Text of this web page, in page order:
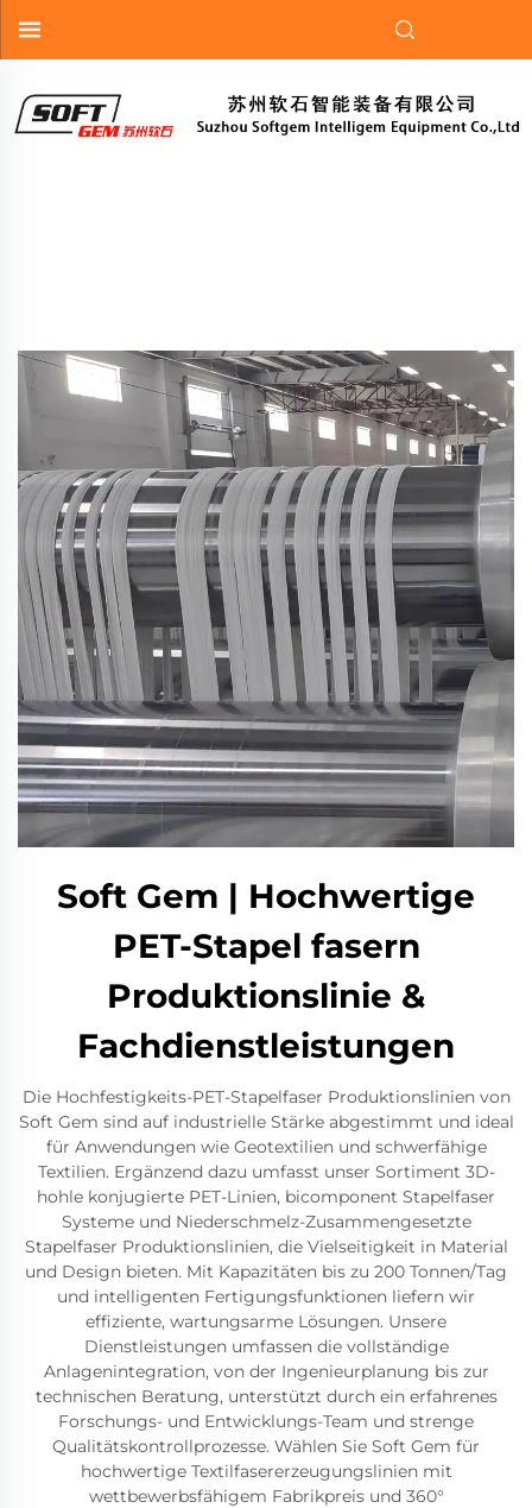
Soft Gem | Hochwertige
PET-Stapel fasern
Produktionslinie &
Fachdienstleistungen
Die Hochfestigkeits-PET-Stapelfaser Produktionslinien von
Soft Gem sind auf industrielle Stärke abgestimmt und ideal
für Anwendungen wie Geotextilien und schwerfähige
Textilien. Ergänzend dazu umfasst unser Sortiment 3D-
hohle konjugierte PET-Linien, bicomponent Stapelfaser
Systeme und Niederschmelz-Zusammengesetzte
Stapelfaser Produktionslinien, die Vielseitigkeit in Material
und Design bieten. Mit Kapazitäten bis zu 200 Tonnen/Tag
und intelligenten Fertigungsfunktionen liefern wir
effiziente, wartungsarme Lösungen. Unsere
Dienstleistungen umfassen die vollständige
Anlagenintegration, von der Ingenieurplanung bis zur
technischen Beratung, unterstützt durch ein erfahrenes
Forschungs- und Entwicklungs-Team und strenge
Qualitätskontrollprozesse. Wählen Sie Soft Gem für
hochwertige Textilfasererzeugungslinien mit
wettbewerbsfähigem Fabrikpreis und 360°